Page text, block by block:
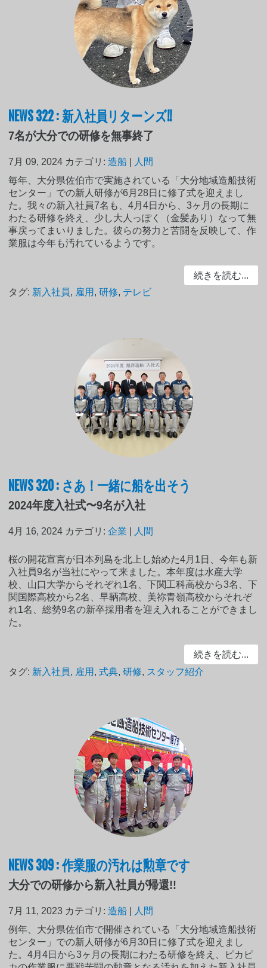
NEWS 322 : 新入社員リターンズ!!
7名が大分での研修を無事終了
7月 09, 2024 カテゴリ:造船
人間
毎年、大分県佐伯市で実施されている「大分地域造船技術
センター」での新人研修が6月28日に修了式を迎えまし
た。我々の新入社員7名も、4月4日から、3ヶ月の長期に
わたる研修を終え、少し大人っぽく（金髪あり）なって無
事戻ってまいりました。彼らの努力と苦闘を反映して、作
業服は今年も汚れているようです。
続きを読む...
タグ: 新入社員, 雇用 ,研修, テレビ
NEWS 320 : さあ！一緒に船を出そう
2024年度入社式〜9名が入社
4月 16, 2024 カテゴリ:企業 人間
桜の開花宣言が日本列島を北上し始めた4月1日、今年も新
入社員9名が当社にやって来ました。本年度は水産大学
校、山口大学からそれぞれ1名、下関工科高校から3名、下
関国際高校から2名、早鞆高校、美祢青嶺高校からそれぞ
れ1名、総勢9名の新卒採用者を迎え入れることができまし
た。
続きを読む...
タグ: 新入社員, 雇用 ,式典,研修, スタッフ紹介
NEWS 309 : 作業服の汚れは勲章です
大分での研修から新入社員が帰還!!
7月 11, 2023 カテゴリ:造船
人間
例年、大分県佐伯市で開催されている「大分地域造船技術
センター」での新人研修が6月30日に修了式を迎えまし
た。4月4日から3ヶ月の長期にわたる研修を終え、ピカピ